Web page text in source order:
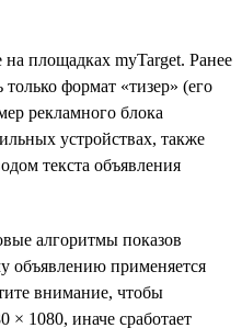
площадках myTarget. Ранее
формат «тизер» (его
рекламного блока
устройствах, также
текста объявления
алгоритмы показов
объявлению применяется
внимание, чтобы
× 1080, иначе сработает